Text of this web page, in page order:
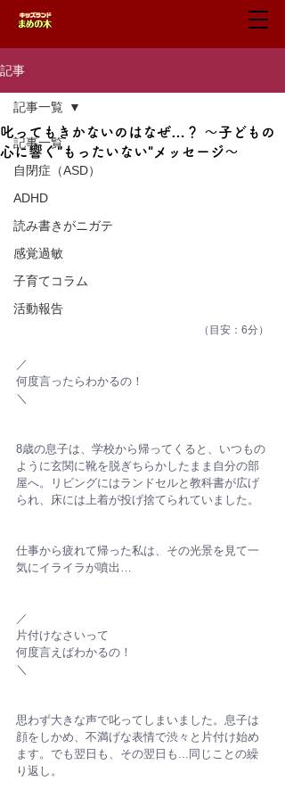
記事
記事一覧
自閉症（ASD）
ADHD
読み書きがニガテ
感覚過敏
子育てコラム
活動報告
記事一覧
叱ってもきかないのはなぜ…？ 〜子どもの
心に響く"もったいない"メッセージ〜
（目安：6分）
／
何度言ったらわかるの！
＼
8歳の息子は、学校から帰ってくると、いつもの
ように玄関に靴を脱ぎちらかしたまま自分の部
屋へ。リビングにはランドセルと教科書が広げ
られ、床には上着が投げ捨てられていました。
仕事から疲れて帰った私は、その光景を見て一
気にイライラが噴出…
／
片付けなさいって
何度言えばわかるの！
＼
思わず大きな声で叱ってしまいました。息子は
顔をしかめ、不満げな表情で渋々と片付け始め
ます。でも翌日も、その翌日も...同じことの繰
り返し。